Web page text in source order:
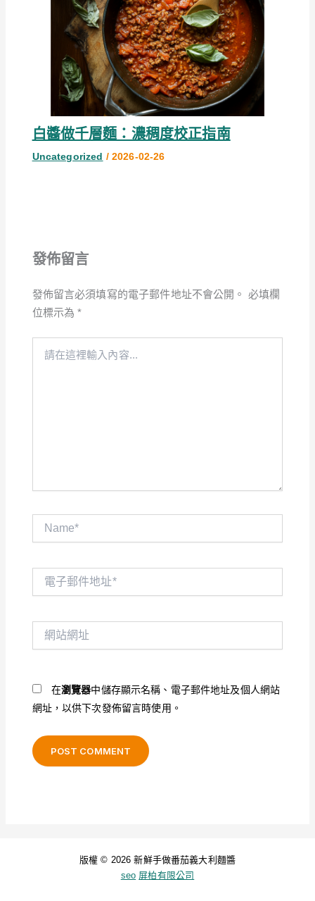
白醬做千層麵：濃稠度校正指南
Uncategorized / 2026-02-26
發佈留言
發佈留言必須填寫的電子郵件地址不會公開。 必填欄
位標示為*
在瀏覽器中儲存顯示名稱、電子郵件地址及個人網站
網址，以供下次發佈留言時使用。
版權 © 2026 新鮮手做番茄義大利麵醬
seo 屏柏有限公司